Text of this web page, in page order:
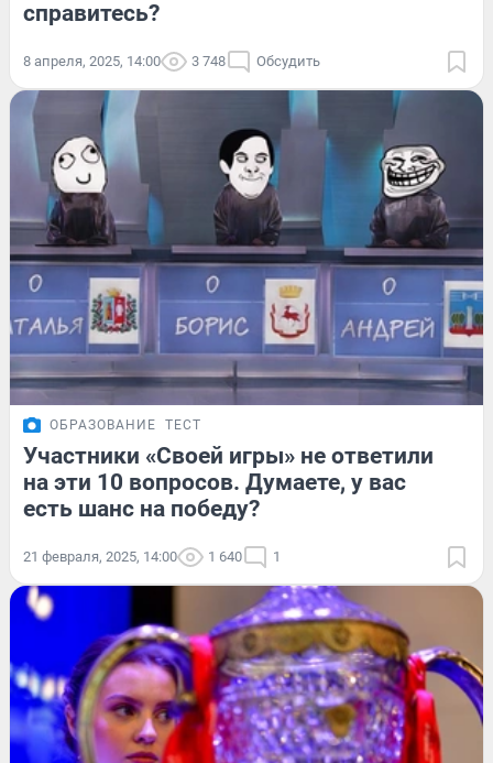
справитесь?
8 апреля, 2025, 14:00 3 748 Обсудить
ОБРАЗОВАНИЕ ТЕСТ
Участники «Своей игры» не ответили
на эти 10 вопросов. Думаете, у вас
есть шанс на победу?
21 февраля, 2025, 14:00 1 640 1